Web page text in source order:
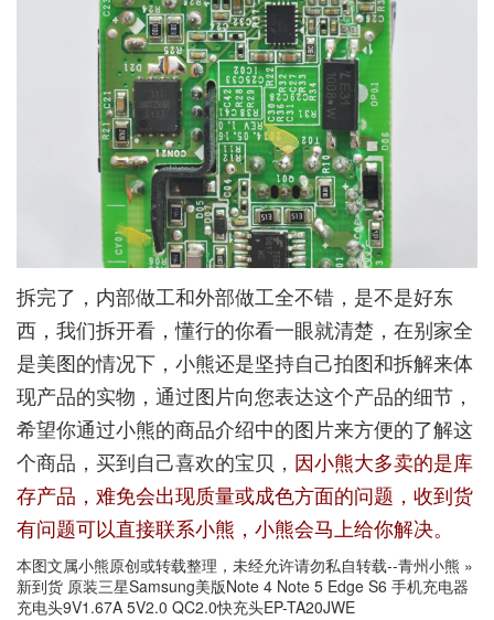
拆完了，内部做工和外部做工全不错，是不是好东
西，我们拆开看，懂行的你看一眼就清楚，在别家全
是美图的情况下，小熊还是坚持自己拍图和拆解来体
现产品的实物，通过图片向您表达这个产品的细节，
希望你通过小熊的商品介绍中的图片来方便的了解这
个商品，买到自己喜欢的宝贝， 因小熊大多卖的是库
存产品，难免会出现质量或成色方面的问题，收到货
有问题可以直接联系小熊，小熊会马上给你解决。
本图文属小熊原创或转载整理，未经允许请勿私自转载--青州小熊 »
新到货 原装三星Samsung美版Note 4 Note 5 Edge S6 手机充电器
充电头9V1.67A 5V2.0 QC2.0快充头EP-TA20JWE